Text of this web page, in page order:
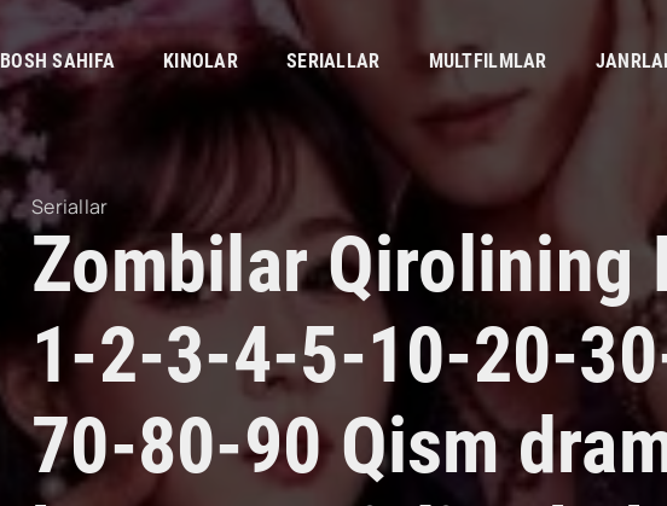
BOSH SAHIFA KINOLAR SERIALLAR MULTFILMLAR
Seriallar
Zombilar Qirolining
1-2-3-4-5-10-20-
70-80-90 Qism